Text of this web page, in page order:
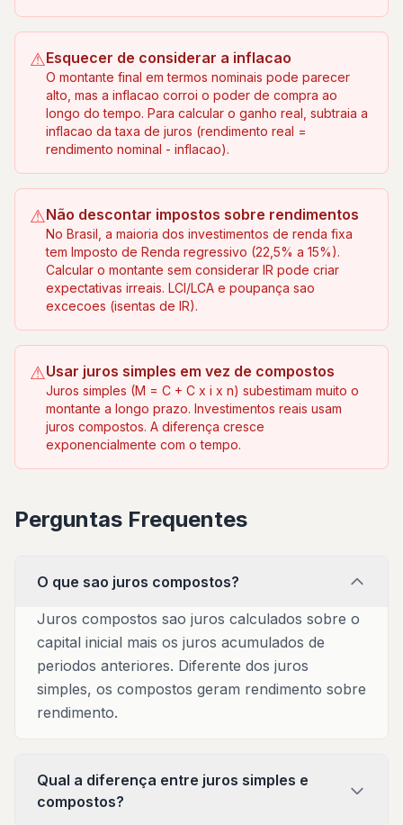
⚠Esquecer de considerar a inflacao
O montante final em termos nominais pode parecer
alto, mas a inflacao corroi o poder de compra ao
longo do tempo. Para calcular o ganho real, subtraia a
inflacao da taxa de juros (rendimento real =
rendimento nominal - inflacao).
⚠Não descontar impostos sobre rendimentos
No Brasil, a maioria dos investimentos de renda fixa
tem Imposto de Renda regressivo (22,5% a 15%).
Calcular o montante sem considerar IR pode criar
expectativas irreais. LCI/LCA e poupança sao
excecoes (isentas de IR).
⚠Usar juros simples em vez de compostos
Juros simples (M = C + C x i x n) subestimam muito o
montante a longo prazo. Investimentos reais usam
juros compostos. A diferença cresce
exponencialmente com o tempo.
Perguntas Frequentes
O que sao juros compostos?
Juros compostos sao juros calculados sobre o
capital inicial mais os juros acumulados de
periodos anteriores. Diferente dos juros
simples, os compostos geram rendimento sobre
rendimento.
Qual a diferença entre juros simples e
compostos?